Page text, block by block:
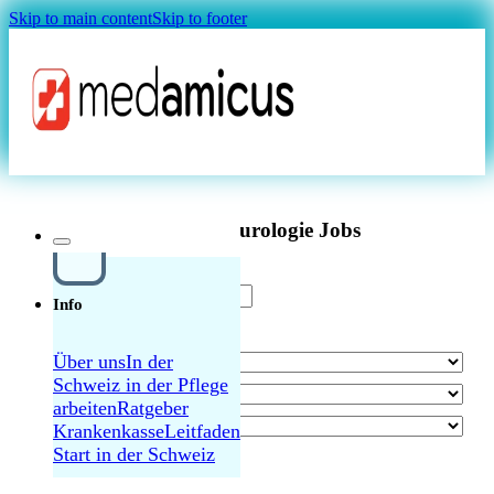
Skip to main contentSkip to footer
MAGAZIN
Magazin
Info
Über unsIn der
Schweiz in der Pflege
arbeitenRatgeber
KrankenkasseLeitfaden
Start in der Schweiz
Aktuelle Neurologie Jobs
alle Jobs durchsuchen